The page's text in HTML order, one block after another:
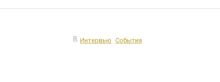
В Интервью События